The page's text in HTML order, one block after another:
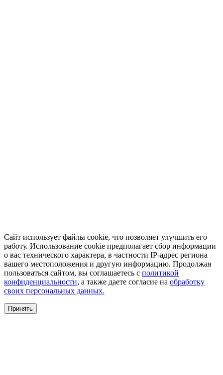
Сайт использует файлы cookie, что позволяет улучшить его
работу. Использование cookie предполагает сбор информации
о вас технического характера, в частности IP-адрес региона
вашего местоположения и другую информацию. Продолжая
пользоваться сайтом, вы соглашаетесь с политикой
конфиденциальности, а также даете согласие на обработку
своих персональных данных.
Принять